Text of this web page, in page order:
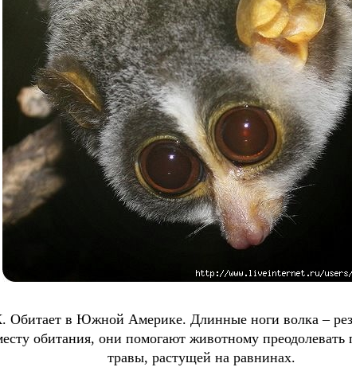
в Южной Америке. Длинные ноги волка –
обитания, они помогают животному преодолевать
травы, растущей на равнинах.